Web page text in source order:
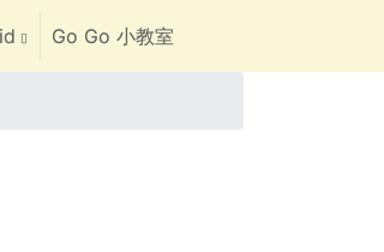
Go Go 小教室